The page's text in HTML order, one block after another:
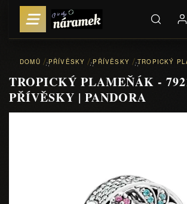
DOMŮ ::PŘÍVĚSKY ::PŘÍVĚSKY ::
TROPICKÝ PLAMEŇÁK -
PŘÍVĚSKY | PANDORA